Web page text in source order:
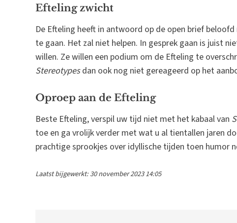
Efteling zwicht
De Efteling heeft in antwoord op de open brief
te gaan. Het zal niet helpen. In gesprek gaan is juist
willen. Ze willen een podium om de Efteling te
Stereotypesdan ook nog niet gereageerd op het
Oproep aan de Efteling
Beste Efteling, verspil uw tijd niet met het kabaal van
toe en ga vrolijk verder met wat u al tientallen jaren
prachtige sprookjes over idyllische tijden toen humor
Laatst bijgewerkt: 30 november 2023 14:05